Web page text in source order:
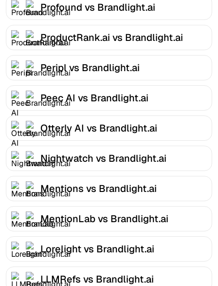
Profound vs Brandlight.ai
ProductRank.ai vs Brandlight.ai
Peripl vs Brandlight.ai
Peec AI vs Brandlight.ai
Otterly AI vs Brandlight.ai
Nightwatch vs Brandlight.ai
Mentions vs Brandlight.ai
MentionLab vs Brandlight.ai
Lorelight vs Brandlight.ai
LLMRefs vs Brandlight.ai